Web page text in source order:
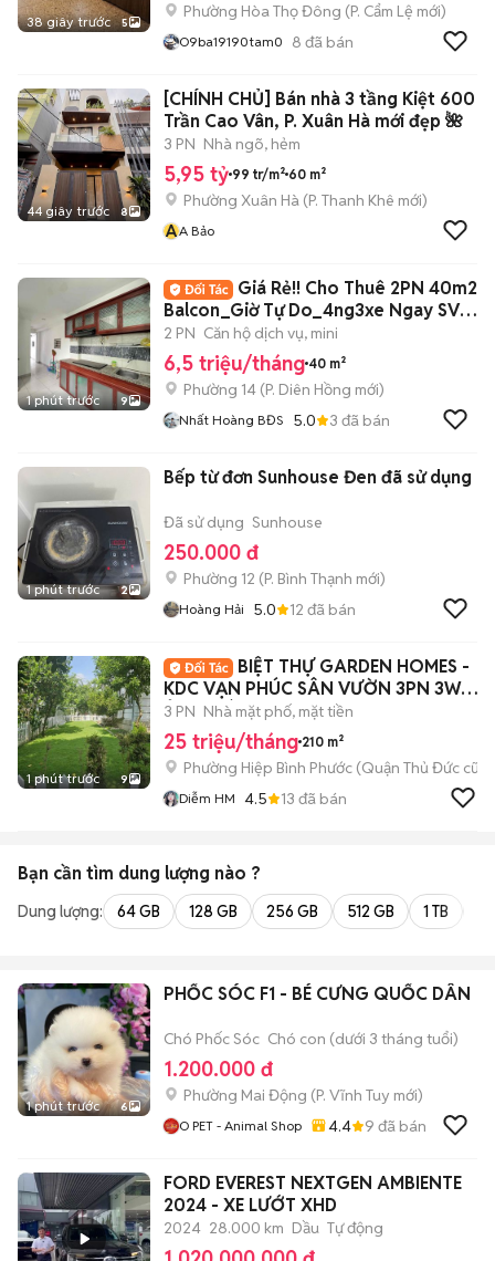
38 giây trước 5
Phường Hòa Thọ Đông (P. Cẩm Lệ mới)
O9ba19190tam0 8 đã bán
44 giây trước 8
[CHÍNH CHỦ] Bán nhà 3 tầng Kiệt 600
Trần Cao Vân, P. Xuân Hà mới đẹp 🌺
3 PN Nhà ngõ, hẻm
5,95 tỷ 99 tr/m² 60 m²
Phường Xuân Hà (P. Thanh Khê mới)
AA Bảo
1 phút trước 9
Giá Rẻ!! Cho Thuê 2PN 40m2
Balcon_Giờ Tự Do_4ng3xe Ngay SVĐ
Phú Thọ
2 PN Căn hộ dịch vụ, mini
6,5 triệu/tháng 40 m²
Phường 14 (P. Diên Hồng mới)
Nhất Hoàng BĐS 5.0 3 đã bán
1 phút trước 2
Bếp từ đơn Sunhouse Đen đã sử dụng
Đã sử dụng Sunhouse
250.000 đ
Phường 12 (P. Bình Thạnh mới)
Hoàng Hải 5.0 12 đã bán
1 phút trước 9
BIỆT THỰ GARDEN HOMES -
KDC VẠN PHÚC SÂN VƯỜN 3PN 3WC
Ở GIA ĐÌNH+ VP
3 PN Nhà mặt phố, mặt tiền
25 triệu/tháng 210 m²
Phường Hiệp Bình Phước (Quận Thủ Đức cũ)
Diễm HM 4.5 13 đã bán
Bạn cần tìm dung lượng nào ?
Dung lượng: 64 GB 128 GB 256 GB 512 GB 1 TB
1 phút trước 6
PHỐC SÓC F1 - BÉ CƯNG QUỐC DÂN
Chó Phốc Sóc Chó con (dưới 3 tháng tuổi)
1.200.000 đ
Phường Mai Động (P. Vĩnh Tuy mới)
O PET - Animal Shop 4.4 9 đã bán
FORD EVEREST NEXTGEN AMBIENTE
2024 - XE LƯỚT XHD
2024 28.000 km Dầu Tự động